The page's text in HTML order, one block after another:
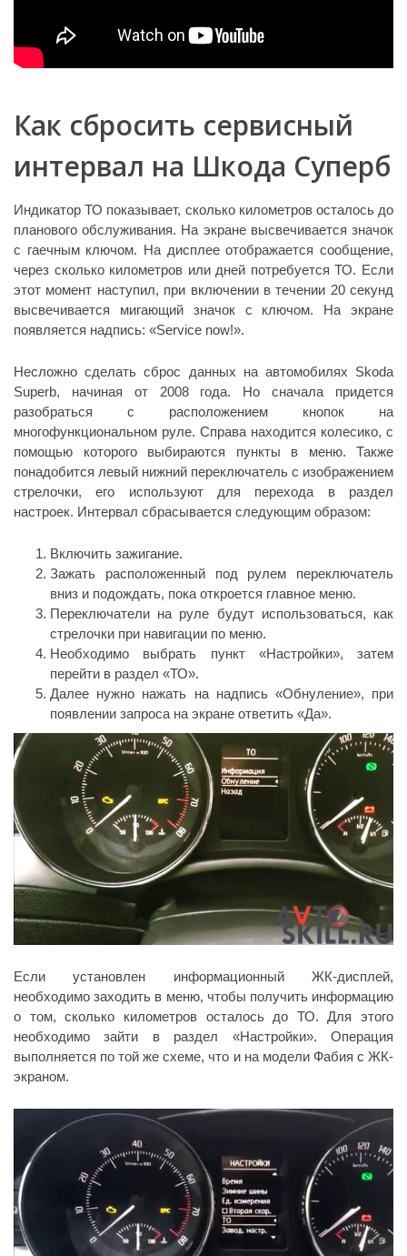
Как сбросить сервисный
интервал на Шкода Суперб
Индикатор ТО показывает, сколько километров осталось до
планового обслуживания. На экране высвечивается значок
с гаечным ключом. На дисплее отображается сообщение,
через сколько километров или дней потребуется ТО. Если
этот момент наступил, при включении в течении 20 секунд
высвечивается мигающий значок с ключом. На экране
появляется надпись: «Service now!».
Несложно сделать сброс данных на автомобилях Skoda
Superb, начиная от 2008 года. Но сначала придется
разобраться с расположением кнопок на
многофункциональном руле. Справа находится колесико, с
помощью которого выбираются пункты в меню. Также
понадобится левый нижний переключатель с изображением
стрелочки, его используют для перехода в раздел
настроек. Интервал сбрасывается следующим образом:
Включить зажигание.
Зажать расположенный под рулем переключатель
вниз и подождать, пока откроется главное меню.
Переключатели на руле будут использоваться, как
стрелочки при навигации по меню.
Необходимо выбрать пункт «Настройки», затем
перейти в раздел «ТО».
Далее нужно нажать на надпись «Обнуление», при
появлении запроса на экране ответить «Да».
Если установлен информационный ЖК-дисплей,
необходимо заходить в меню, чтобы получить информацию
о том, сколько километров осталось до ТО. Для этого
необходимо зайти в раздел «Настройки». Операция
выполняется по той же схеме, что и на модели Фабия с ЖК-
экраном.